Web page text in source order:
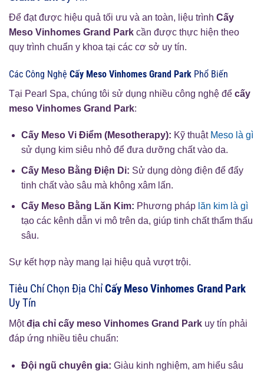
Để đạt được hiệu quả tối ưu và an toàn, liệu trình Cấy
Meso Vinhomes Grand Park cần được thực hiện theo
quy trình chuẩn y khoa tại các cơ sở uy tín.
Các Công Nghệ Cấy Meso Vinhomes Grand Park Phổ Biến
Tại Pearl Spa, chúng tôi sử dụng nhiều công nghệ để cấy
meso Vinhomes Grand Park:
Cấy Meso Vi Điểm (Mesotherapy): Kỹ thuật Meso là gì
sử dụng kim siêu nhỏ để đưa dưỡng chất vào da.
Cấy Meso Bằng Điện Di: Sử dụng dòng điện để đẩy
tinh chất vào sâu mà không xâm lấn.
Cấy Meso Bằng Lăn Kim: Phương pháp lăn kim là gì
tạo các kênh dẫn vi mô trên da, giúp tinh chất thẩm thấu
sâu.
Sự kết hợp này mang lại hiệu quả vượt trội.
Tiêu Chí Chọn Địa ChỉCấy Meso Vinhomes Grand Park
Uy Tín
Mộtđịa chỉ cấy meso Vinhomes Grand Park uy tín phải
đáp ứng nhiều tiêu chuẩn:
Đội ngũ chuyên gia: Giàu kinh nghiệm, am hiểu sâu